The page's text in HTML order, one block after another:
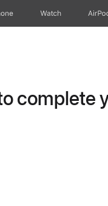
Watch
complete